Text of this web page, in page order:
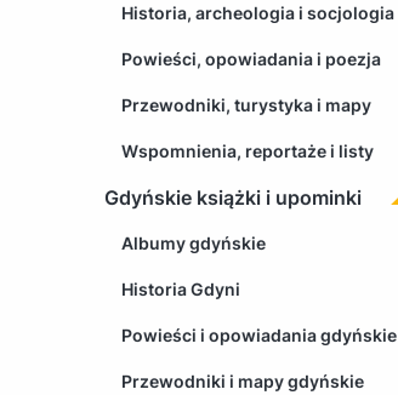
Historia, archeologia i socjologia
Powieści, opowiadania i poezja
Przewodniki, turystyka i mapy
Wspomnienia, reportaże i listy
Gdyńskie książki i upominki
Albumy gdyńskie
Historia Gdyni
Powieści i opowiadania gdyńskie
Przewodniki i mapy gdyńskie